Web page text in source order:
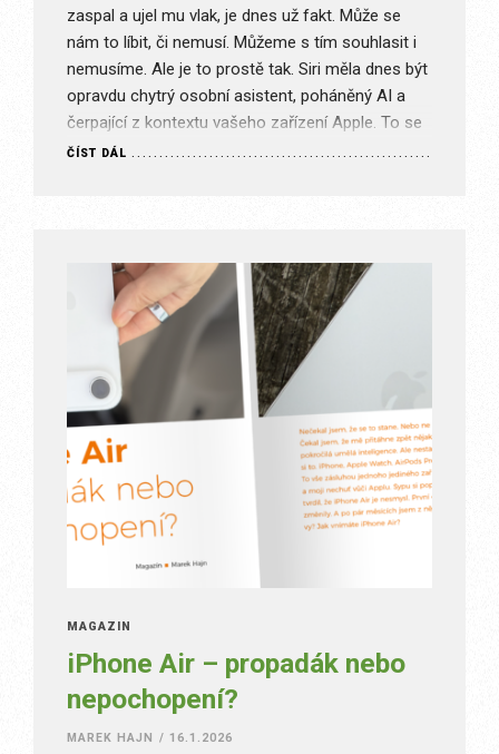
zaspal a ujel mu vlak, je dnes už fakt. Může se
nám to líbit, či nemusí. Můžeme s tím souhlasit i
nemusíme. Ale je to prostě tak. Siri měla dnes být
opravdu chytrý osobní asistent, poháněný AI a
čerpající z kontextu vašeho zařízení Apple. To se
bohužel…
ČÍST DÁL
MAGAZÍN
iPhone Air – propadák nebo
nepochopení?
MAREK HAJN / 16.1.2026